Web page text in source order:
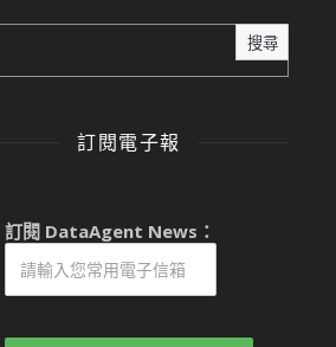
搜尋
訂閱電子報
訂閱 DataAgent News：